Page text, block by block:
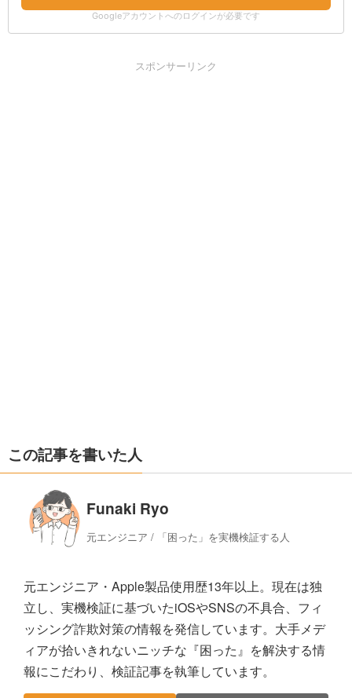
Googleアカウントへのログインが必要です
スポンサーリンク
この記事を書いた人
Funaki Ryo
元エンジニア / 「困った」を実機検証する人
元エンジニア・Apple製品使用歴13年以上。現在は独
立し、実機検証に基づいたiOSやSNSの不具合、フィ
ッシング詐欺対策の情報を発信しています。大手メデ
ィアが拾いきれないニッチな『困った』を解決する情
報にこだわり、検証記事を執筆しています。